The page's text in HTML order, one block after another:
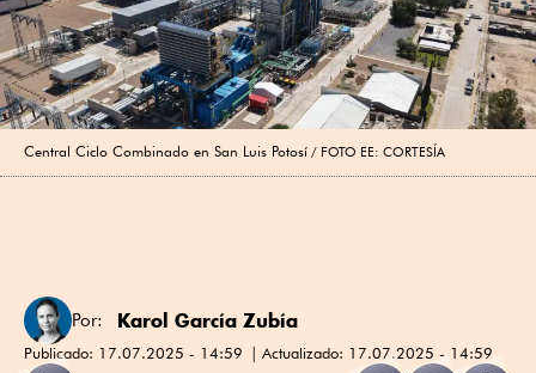
Central Ciclo Combinado en San Luis Potosí FOTO EE: CORTESÍA
Por: Karol García Zubía
Publicado: 17.07.2025 - 14:59 Actualizado: 17.07.2025 - 14:59